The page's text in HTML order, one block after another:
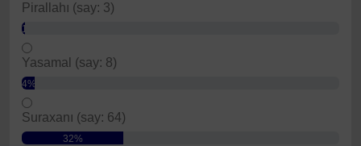
Pirallahı (say: 3)
1%
Yasamal (say: 8)
4%
Suraxanı (say: 64)
32%